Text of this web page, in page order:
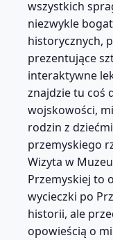
wszystkich
niezwykle
historycznych,
prezentujące
interaktywne
znajdzie tu coś
wojskowości,
rodzin z
przemyskiego
Wizyta w
Przemyskiej to
wycieczki po
historii, ale
opowieścią o